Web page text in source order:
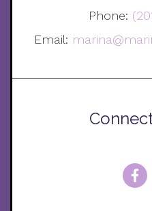
Phone:
Email: